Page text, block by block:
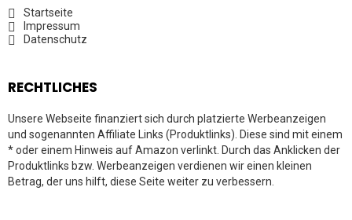
Startseite
Impressum
Datenschutz
RECHTLICHES
Unsere Webseite finanziert sich durch platzierte Werbeanzeigen
und sogenannten Affiliate Links (Produktlinks). Diese sind mit einem
* oder einem Hinweis auf Amazon verlinkt. Durch das Anklicken der
Produktlinks bzw. Werbeanzeigen verdienen wir einen kleinen
Betrag, der uns hilft, diese Seite weiter zu verbessern.